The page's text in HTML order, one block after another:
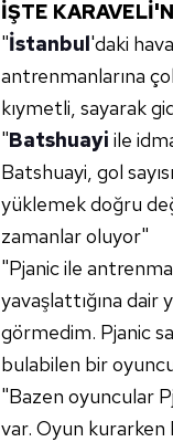
İŞTE
"İstanbul'daki
antrenmanlarına
kıymetli, sayarak
"Batshuayi ile
Batshuayi, gol
yüklemek doğru
zamanlar oluyor"
"Pjanic ile
yavaşlattığına dair
görmedim. Pjanic
bulabilen bir
"Bazen oyuncular
var. Oyun kurarken